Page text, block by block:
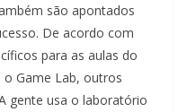
são apontados
De acordo com
para as aulas do
Game Lab, outros
gente usa o laboratório